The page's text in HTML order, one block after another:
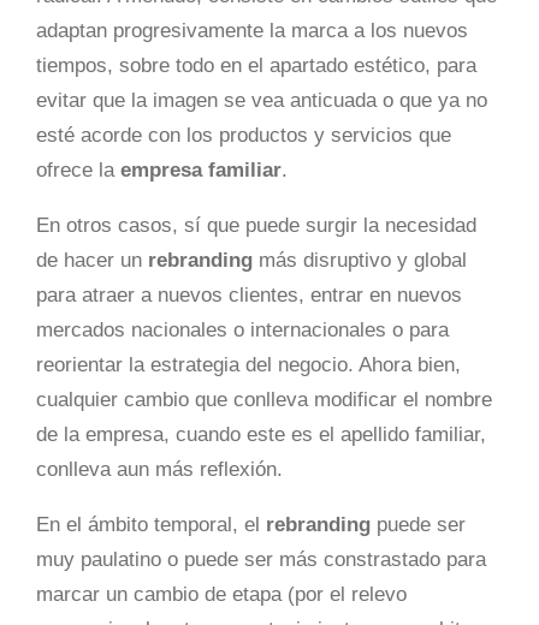
adaptan progresivamente la marca a los nuevos
tiempos, sobre todo en el apartado estético, para
evitar que la imagen se vea anticuada o que ya no
esté acorde con los productos y servicios que
ofrece la empresa familiar.
En otros casos, sí que puede surgir la necesidad
de hacer un rebranding más disruptivo y global
para atraer a nuevos clientes, entrar en nuevos
mercados nacionales o internacionales o para
reorientar la estrategia del negocio. Ahora bien,
cualquier cambio que conlleva modificar el nombre
de la empresa, cuando este es el apellido familiar,
conlleva aun más reflexión.
En el ámbito temporal, el rebranding puede ser
muy paulatino o puede ser más constrastado para
marcar un cambio de etapa (por el relevo